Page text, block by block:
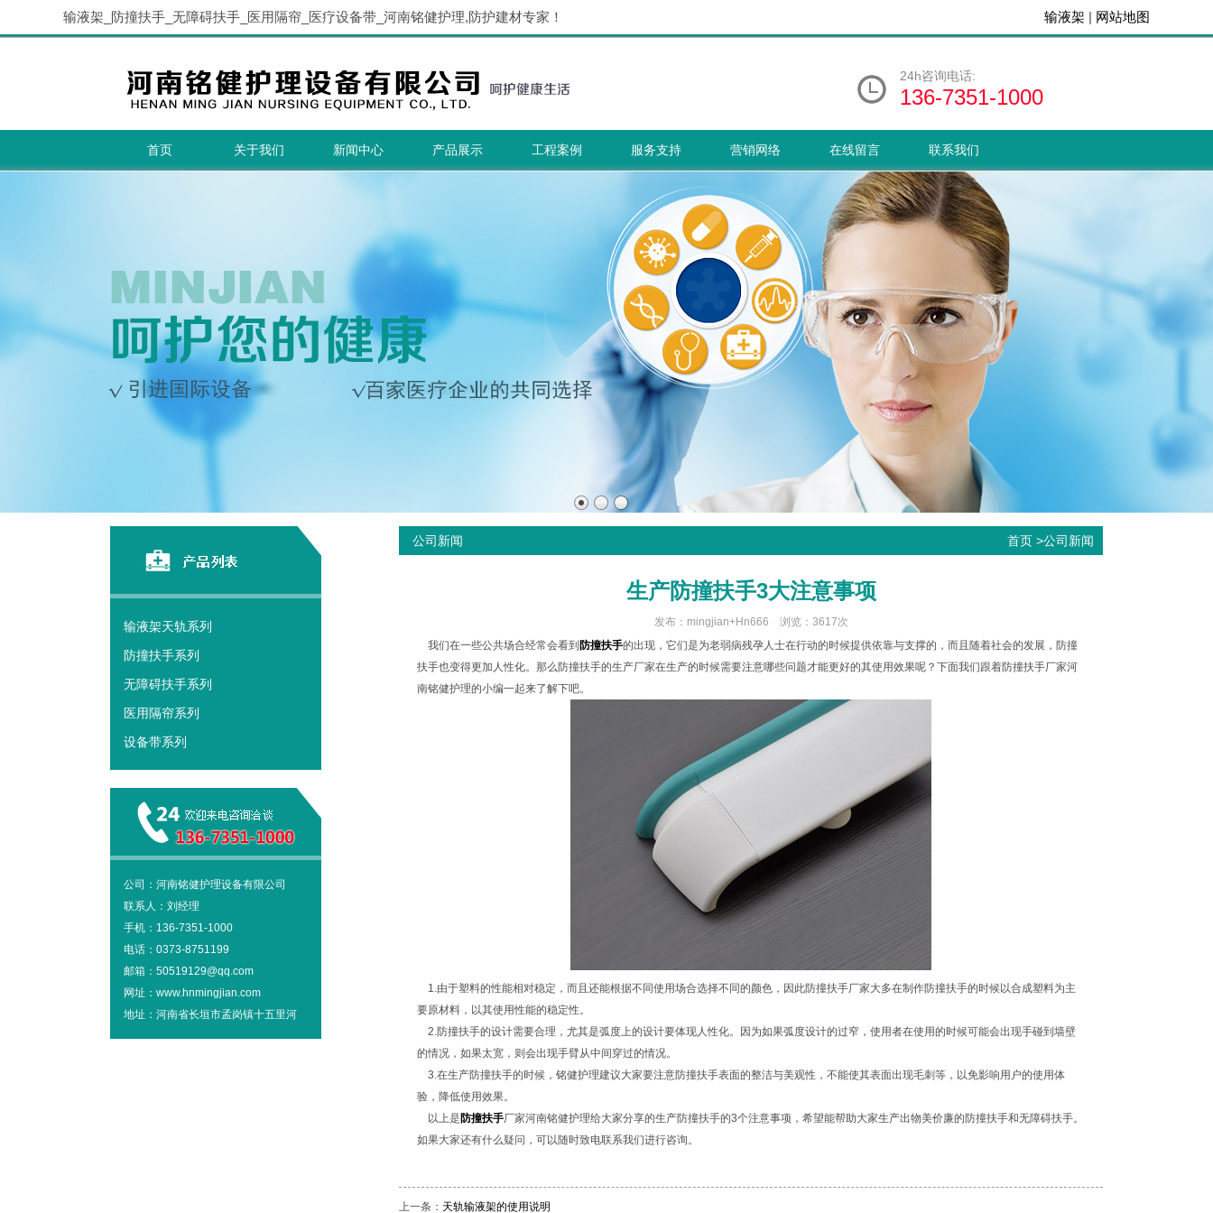
输液架_防撞扶手_无障碍扶手_医用隔帘_医疗设备带_河南铭健护理,防护建材专家！ 输液架 | 网站地图
24h咨询电话:
136-7351-1000
首页 关于我们 新闻中心 产品展示 工程案例 服务支持 营销网络 在线留言 联系我们
输液架天轨系列
防撞扶手系列
无障碍扶手系列
医用隔帘系列
设备带系列
公司：河南铭健护理设备有限公司
联系人：刘经理
手机：136-7351-1000
电话：0373-8751199
邮箱：50519129@qq.com
网址：www.hnmingjian.com
地址：河南省长垣市孟岗镇十五里河
公司新闻 首页 >公司新闻
生产防撞扶手3大注意事项
发布：mingjian+Hn666 浏览：3617次
我们在一些公共场合经常会看到 防撞扶手的出现，它们是为老弱病残孕人士在行动的时候提供依靠与支撑的，而且随着社会的发展，防撞
扶手也变得更加人性化。那么防撞扶手的生产厂家在生产的时候需要注意哪些问题才能更好的其使用效果呢？下面我们跟着防撞扶手厂家河
南铭健护理的小编一起来了解下吧。
1.由于塑料的性能相对稳定，而且还能根据不同使用场合选择不同的颜色，因此防撞扶手厂家大多在制作防撞扶手的时候以合成塑料为主
要原材料，以其使用性能的稳定性。
2.防撞扶手的设计需要合理，尤其是弧度上的设计要体现人性化。因为如果弧度设计的过窄，使用者在使用的时候可能会出现手碰到墙壁
的情况，如果太宽，则会出现手臂从中间穿过的情况。
3.在生产防撞扶手的时候，铭健护理建议大家要注意防撞扶手表面的整洁与美观性，不能使其表面出现毛刺等，以免影响用户的使用体
验，降低使用效果。
以上是 防撞扶手厂家河南铭健护理给大家分享的生产防撞扶手的3个注意事项，希望能帮助大家生产出物美价廉的防撞扶手和无障碍扶手。
如果大家还有什么疑问，可以随时致电联系我们进行咨询。
上一条： 天轨输液架的使用说明